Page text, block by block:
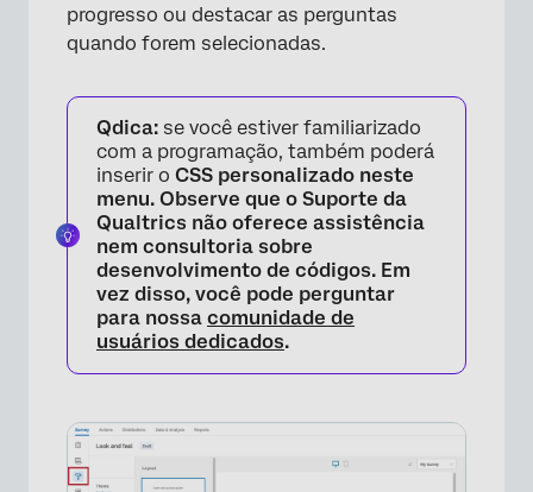
progresso ou destacar as perguntas
quando forem selecionadas.
Qdica: se você estiver familiarizado
com a programação, também poderá
inserir o CSS personalizado neste
menu. Observe que o Suporte da
Qualtrics não oferece assistência
nem consultoria sobre
desenvolvimento de códigos. Em
vez disso, você pode perguntar
para nossa comunidade de
usuários dedicados.